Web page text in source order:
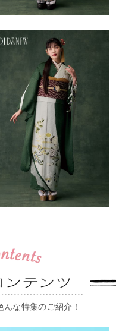
な特集のご紹介！